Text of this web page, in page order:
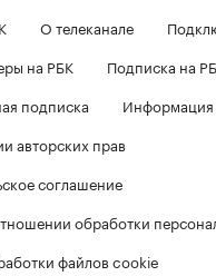
О телеканале
на РБК
Подписка на
подписка
Информация
авторских прав
соглашение
обработки
файлов cookie